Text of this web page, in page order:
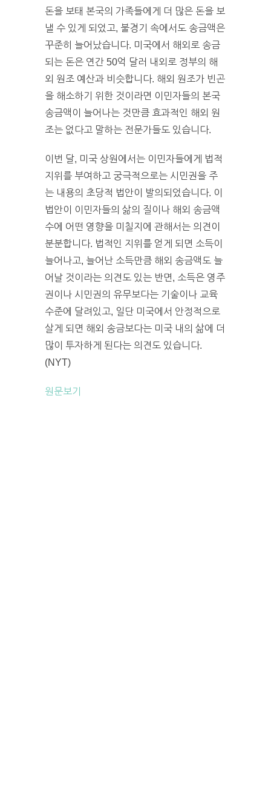
돈을 보태 본국의 가족들에게 더 많은 돈을 보
낼 수 있게 되었고, 불경기 속에서도 송금액은
꾸준히 늘어났습니다. 미국에서 해외로 송금
되는 돈은 연간 50억 달러 내외로 정부의 해
외 원조 예산과 비슷합니다. 해외 원조가 빈곤
을 해소하기 위한 것이라면 이민자들의 본국
송금액이 늘어나는 것만큼 효과적인 해외 원
조는 없다고 말하는 전문가들도 있습니다.
이번 달, 미국 상원에서는 이민자들에게 법적
지위를 부여하고 궁극적으로는 시민권을 주
는 내용의 초당적 법안이 발의되었습니다. 이
법안이 이민자들의 삶의 질이나 해외 송금액
수에 어떤 영향을 미칠지에 관해서는 의견이
분분합니다. 법적인 지위를 얻게 되면 소득이
늘어나고, 늘어난 소득만큼 해외 송금액도 늘
어날 것이라는 의견도 있는 반면, 소득은 영주
권이나 시민권의 유무보다는 기술이나 교육
수준에 달려있고, 일단 미국에서 안정적으로
살게 되면 해외 송금보다는 미국 내의 삶에 더
많이 투자하게 된다는 의견도 있습니다.
(NYT)
원문보기